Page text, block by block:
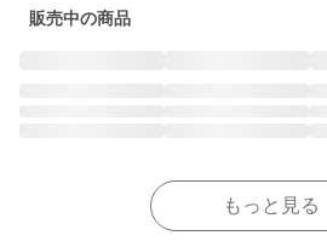
販売中の商品
もっと見る